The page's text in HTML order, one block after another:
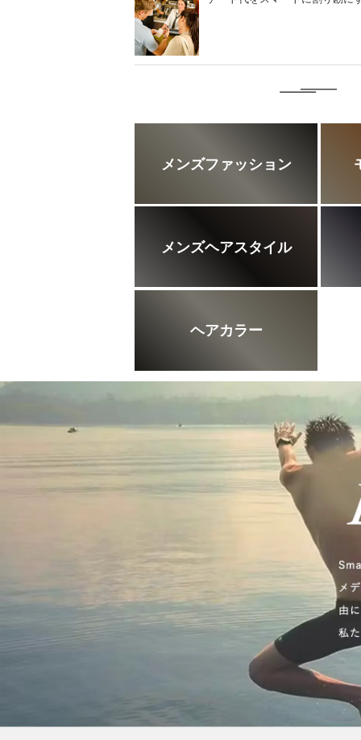
メンズファッション
メンズヘアスタイル
ヘアカラー